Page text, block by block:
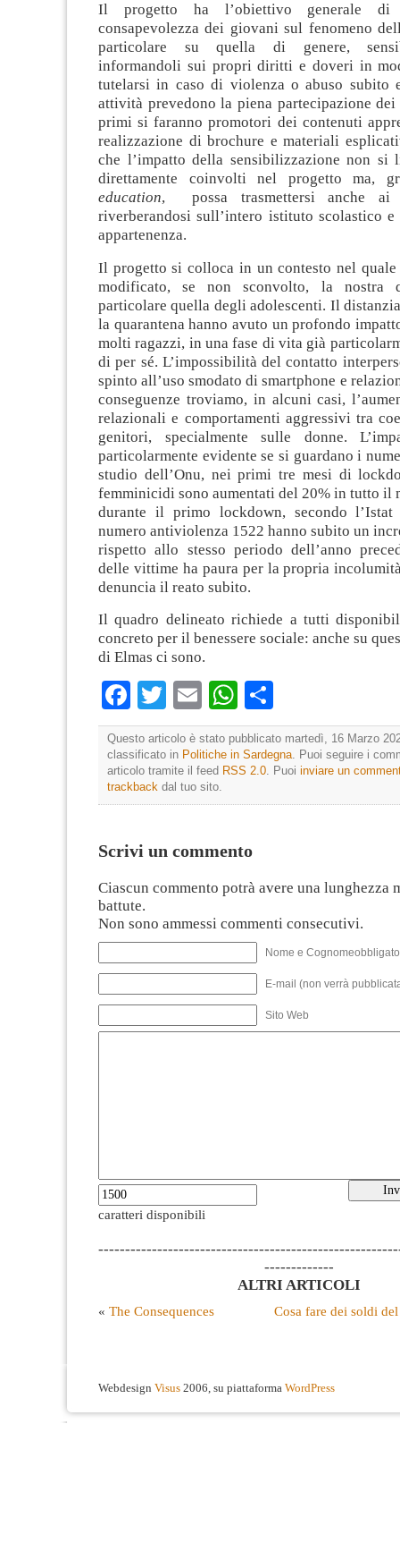
Il progetto ha l’obiettivo generale di
consapevolezza dei giovani sul fenomeno
particolare su quella di genere,
informandoli sui propri diritti e doveri in
tutelarsi in caso di violenza o abuso subito
attività prevedono la piena partecipazione dei
primi si faranno promotori dei contenuti
realizzazione di brochure e materiali
che l’impatto della sensibilizzazione non si
direttamente coinvolti nel progetto ma,
education, possa trasmettersi anche ai
riverberandosi sull’intero istituto scolastico
appartenenza.
Il progetto si colloca in un contesto nel quale
modificato, se non sconvolto, la nostra
particolare quella degli adolescenti. Il
la quarantena hanno avuto un profondo
molti ragazzi, in una fase di vita già
di per sé. L’impossibilità del contatto
spinto all’uso smodato di smartphone e
conseguenze troviamo, in alcuni casi,
relazionali e comportamenti aggressivi tra
genitori, specialmente sulle donne.
particolarmente evidente se si guardano i
studio dell’Onu, nei primi tre mesi di
femminicidi sono aumentati del 20% in tutto il
durante il primo lockdown, secondo
numero antiviolenza 1522 hanno subito un
rispetto allo stesso periodo dell’anno
delle vittime ha paura per la propria
denuncia il reato subito.
Il quadro delineato richiede a tutti
concreto per il benessere sociale: anche su
di Elmas ci sono.
Facebook
TwitterEmailWhatsApp
Questo articolo è stato pubblicato martedì, 16 Marzo
classificato in Politiche in Sardegna. Puoi seguire i
articolo tramite il feed RSS 2.0. Puoi inviare un
trackback dal tuo sito.
Scrivi un commento
Ciascun commento potrà avere una lunghezza
battute.
Non sono ammessi commenti consecutivi.
Nome e
E-mail (non verrà
Sito Web
caratteri disponibili
-------------
ALTRI ARTICOLI
« The Consequences Cosa fare dei soldi
Webdesign Visus 2006, su piattaforma WordPress